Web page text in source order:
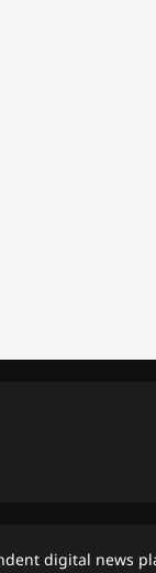
digital news